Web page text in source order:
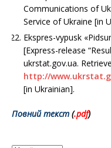
Communications of
Service of Ukraine [in
Ekspres-vypusk
[Express-release
ukrstat.gov.ua.
http://
[in Ukrainian].
Повний текст (.pdf)